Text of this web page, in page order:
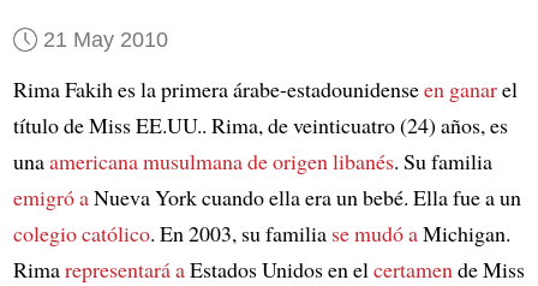
21 May 2010
Rima Fakih es la primera árabe-estadounidenseen ganarel
título de Miss EE.UU.. Rima, de veinticuatro (24) años, es
unaamericana musulmana de origen libanés. Su familia
emigró aNueva York cuando ella era un bebé. Ella fue a un
colegio católico. En 2003, su familia se mudó aMichigan.
Rimarepresentará aEstados Unidos en elcertamende Miss